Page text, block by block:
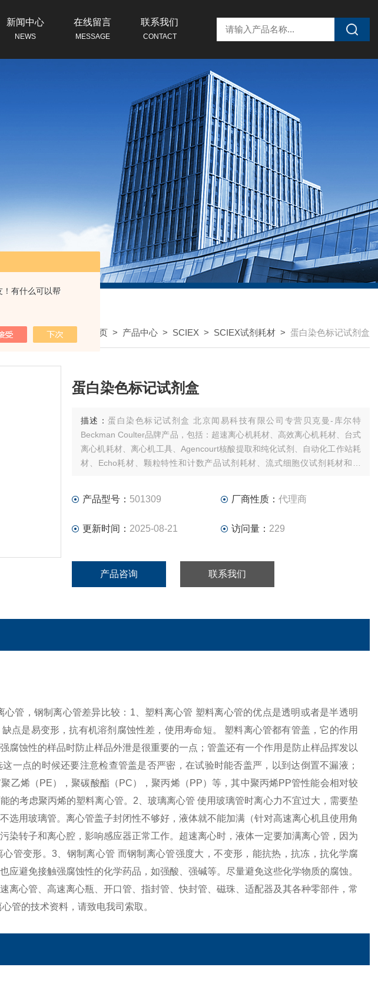
！有什么可以帮
新闻中心
NEWS
在线留言
MESSAGE
联系我们
CONTACT
我的位置： 首页 > 产品中心 > SCIEX > SCIEX试剂耗材 > 蛋白染色标记试剂盒
蛋白染色标记试剂盒
描述： 蛋白染色标记试剂盒 北京闻易科技有限公司专营贝克曼-库尔特
Beckman Coulter品牌产品，包括：超速离心机耗材、高效离心机耗材、台式
离心机耗材、离心机工具、Agencourt核酸提取和纯化试剂、自动化工作站耗
材、Echo耗材、颗粒特性和计数产品试剂耗材、流式细胞仪试剂耗材和软
产品型号： 501309 厂商性质： 代理商
更新时间： 2025-08-21 访问量： 229
产品咨询 联系我们
管，钢制离心管差异比较：1、塑料离心管 塑料离心管的优点是透明或者是半透明
点是易变形，抗有机溶剂腐蚀性差，使用寿命短。 塑料离心管都有管盖，它的作用
腐蚀性的样品时防止样品外泄是很重要的一点；管盖还有一个作用是防止样品挥发以
一点的时候还要注意检查管盖是否严密，在试验时能否盖严，以到达倒置不漏液；
乙烯（PE），聚碳酸酯（PC），聚丙烯（PP）等，其中聚丙烯PP管性能会相对较
的考虑聚丙烯的塑料离心管。2、玻璃离心管 使用玻璃管时离心力不宜过大，需要垫
选用玻璃管。离心管盖子封闭性不够好，液体就不能加满（针对高速离心机且使用角
染转子和离心腔，影响感应器正常工作。超速离心时，液体一定要加满离心管，因为
管变形。3、钢制离心管 而钢制离心管强度大，不变形，能抗热，抗冻，抗化学腐
应避免接触强腐蚀性的化学药品，如强酸、强碱等。尽量避免这些化学物质的腐蚀。
离心管、高速离心瓶、开口管、指封管、快封管、磁珠、适配器及其各种零部件，常
管的技术资料，请致电我司索取。